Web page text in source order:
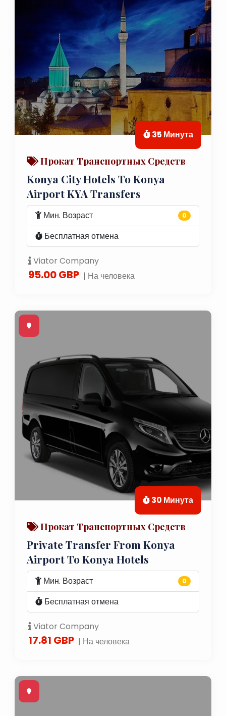
35 Минута
Прокат Транспортных Средств
Konya City Hotels To Konya
Airport KYA Transfers
Мин. Возраст 0
Бесплатная отмена
Viator Company
95.00 GBP | На человека
30 Минута
Прокат Транспортных Средств
Private Transfer From Konya
Airport To Konya Hotels
Мин. Возраст 0
Бесплатная отмена
Viator Company
17.81 GBP | На человека